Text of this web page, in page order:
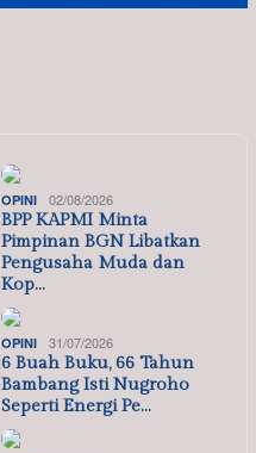
OPINI 02/08/2026
BPP KAPMI Minta
Pimpinan BGN Libatkan
Pengusaha Muda dan
Kop…
OPINI 31/07/2026
6 Buah Buku, 66 Tahun
Bambang Isti Nugroho
Seperti Energi Pe…